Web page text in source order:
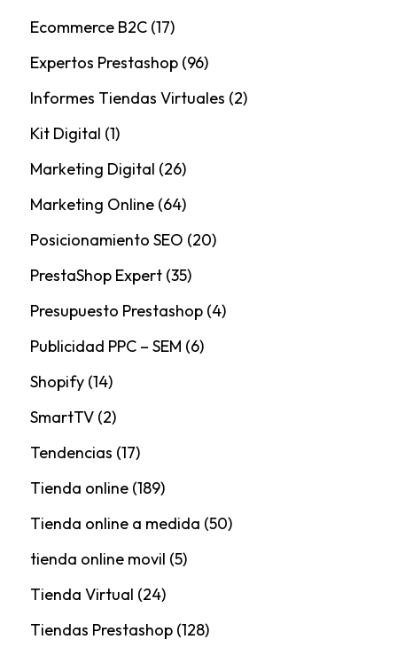
Ecommerce B2C(17)
Expertos Prestashop(96)
Informes Tiendas Virtuales (2)
Kit Digital (1)
Marketing Digital (26)
Marketing Online(64)
Posicionamiento SEO (20)
PrestaShop Expert(35)
Presupuesto Prestashop(4)
Publicidad PPC – SEM (6)
Shopify(14)
SmartTV(2)
Tendencias (17)
Tienda online(189)
Tienda online a medida (50)
tienda online movil (5)
Tienda Virtual (24)
Tiendas Prestashop(128)